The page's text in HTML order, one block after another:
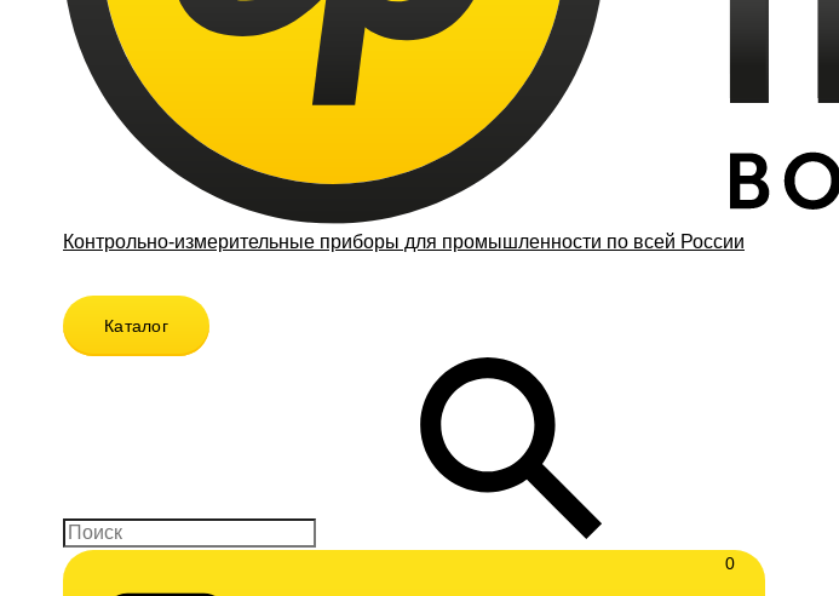
Контрольно-измерительные приборы для промышленности по всей России
Каталог
0